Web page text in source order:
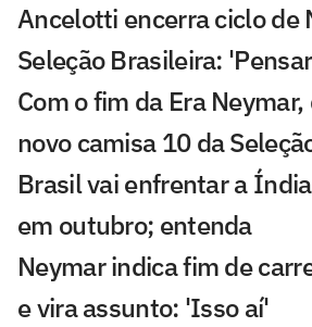
Ancelotti encerra ciclo de
Seleção Brasileira:
Com o fim da Era
novo camisa 10 da
Brasil vai enfrentar a
em outubro; entenda
Neymar indica fim de
e vira assunto: 'Isso aí'